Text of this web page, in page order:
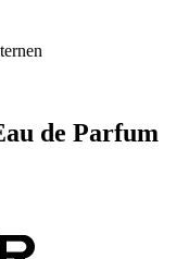
de Parfum